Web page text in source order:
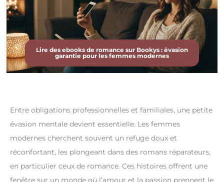
Lire des ebooks de romance sur Bookys : évasion
garantie pour les femmes modernes
Entre obligations professionnelles et familiales, une petite
évasion mentale devient essentielle. Les femmes
modernes cherchent souvent un refuge doux et
réconfortant, les plongeant dans des romans réparateurs,
en particulier ceux de romance. Ces histoires offrent une
fenêtre sur un monde où l’amour et la passion prennent le